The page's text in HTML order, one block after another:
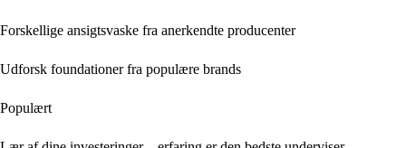
Forskellige ansigtsvaske fra anerkendte producenter
Udforsk foundationer fra populære brands
Populært